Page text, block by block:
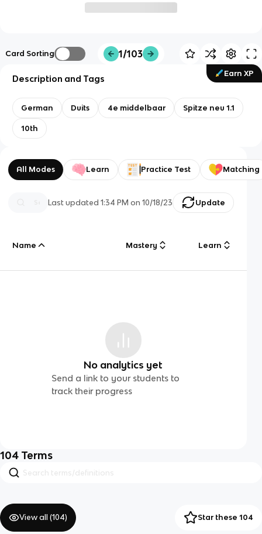
Card Sorting 1/103
Earn XP
Description and Tags
German Duits 4e middelbaar Spitze neu 1.1
10th
All Modes Learn Practice Test Matching
Last updated1:34 PM on 10/18/23 Update
Name Mastery Learn
No analytics yet
Send a link to your students to
track their progress
104 Terms
View all (104) Star these 104